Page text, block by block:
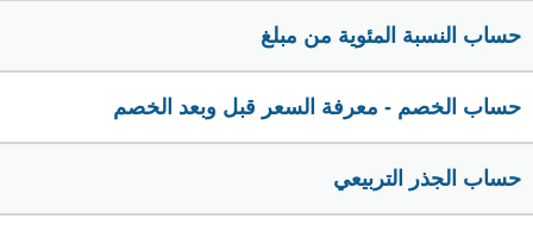
حساب النسبة المئوية من مبلغ
حساب الخصم - معرفة السعر قبل وبعد الخصم
حساب الجذر التربيعي